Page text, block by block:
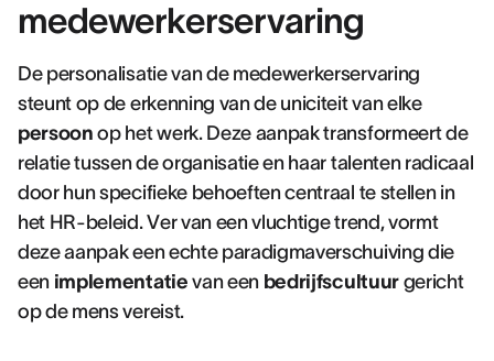
medewerkerservaring
De personalisatie van de medewerkerservaring
steunt op de erkenning van de uniciteit van elke
persoon op het werk. Deze aanpak transformeert de
relatie tussen de organisatie en haar talenten radicaal
door hun specifieke behoeften centraal te stellen in
het HR-beleid. Ver van een vluchtige trend, vormt
deze aanpak een echte paradigmaverschuiving die
een implementatie van een bedrijfscultuurgericht
op de mens vereist.